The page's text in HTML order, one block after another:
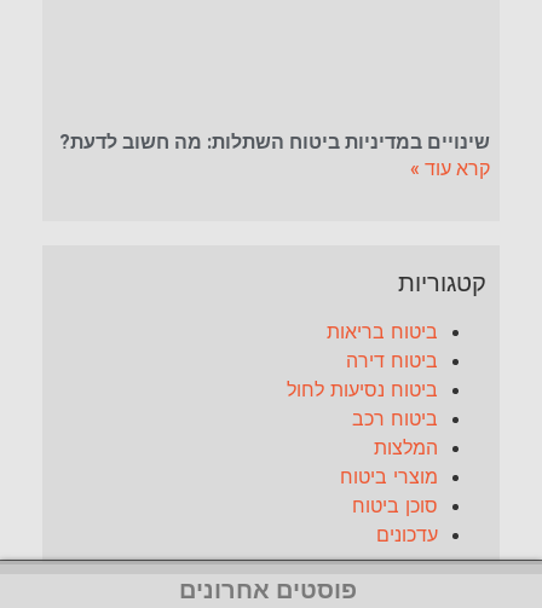
שינויים במדיניות ביטוח השתלות: מה חשוב לדעת?
קרא עוד »
קטגוריות
ביטוח בריאות
ביטוח דירה
ביטוח נסיעות לחול
ביטוח רכב
המלצות
מוצרי ביטוח
סוכן ביטוח
עדכונים
פוסטים אחרונים